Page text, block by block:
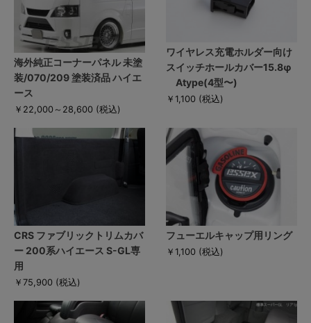
海外純正コーナーパネル 未塗
装/070/209 塗装済品 ハイエ
ース
￥22,000～28,600 (税込)
ワイヤレス充電ホルダー向け
スイッチホールカバー15.8φ
Atype(4型〜)
￥1,100 (税込)
CRS ファブリックトリムカバ
ー 200系ハイエース S-GL専
用
￥75,900 (税込)
フューエルキャップ用リング
￥1,100 (税込)